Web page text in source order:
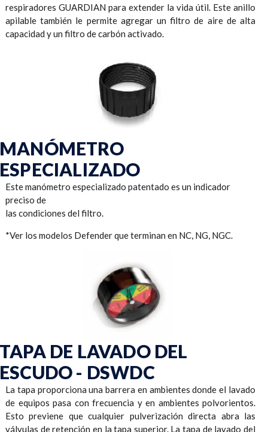
respiradores GUARDIAN para extender la vida útil. Este anillo
apilable también le permite agregar un filtro de aire de alta
capacidad y un filtro de carbón activado.
MANÓMETRO
ESPECIALIZADO
Este manómetro especializado patentado es un indicador
preciso de
las condiciones del filtro.
*Ver los modelos Defender que terminan en NC, NG, NGC.
TAPA DE LAVADO DEL
ESCUDO - DSWDC
La tapa proporciona una barrera en ambientes donde el lavado
de equipos pasa con frecuencia y en ambientes polvorientos.
Esto previene que cualquier pulverización directa abra las
válvulas de retención en la tapa superior. La tapa de lavado del